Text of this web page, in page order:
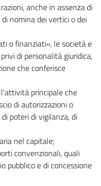
anche in assenza di
nomina dei vertici o dei
o finanziati», le società e
di personalità giuridica,
che conferisce
principale che
di autorizzazioni o
poteri di vigilanza, di
nel capitale;
convenzionali, quali
pubblico e di concessione